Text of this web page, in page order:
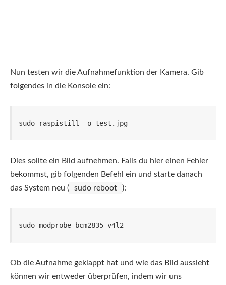
Nun testen wir die Aufnahmefunktion der Kamera. Gib
folgendes in die Konsole ein:
sudo raspistill -o test.jpg
Dies sollte ein Bild aufnehmen. Falls du hier einen Fehler
bekommst, gib folgenden Befehl ein und starte danach
das System neu (
sudo reboot ):
sudo modprobe bcm2835-v4l2
Ob die Aufnahme geklappt hat und wie das Bild aussieht
können wir entweder überprüfen, indem wir uns